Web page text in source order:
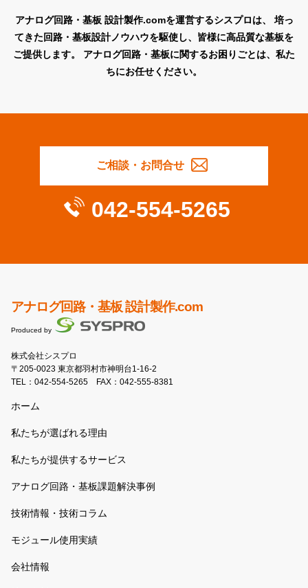
アナログ回路・基板 設計製作.comを運営するシスプロは、
培っ
てきた回路・基板設計ノウハウを駆使し、皆様に高品質な基板を
ご提供します。
アナログ回路・基板に関するお困りごとは、私た
ちにお任せください。
ご相談・お問合せ
042-554-5265
アナログ回路・基板 設計製作.com
Produced by
株式会社シスプロ
〒205-0023 東京都羽村市神明台1-16-2
TEL： 042-554-5265 FAX：042-555-8381
ホーム
私たちが選ばれる理由
私たちが提供するサービス
アナログ回路・基板課題解決事例
技術情報・技術コラム
モジュール使用実績
会社情報